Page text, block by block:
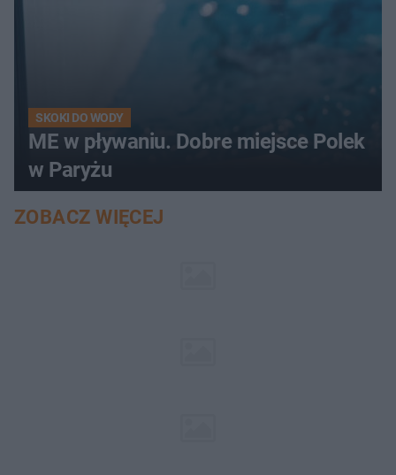
SKOKI DO WODY
ME w pływaniu. Dobre miejsce Polek
w Paryżu
ZOBACZ WIĘCEJ